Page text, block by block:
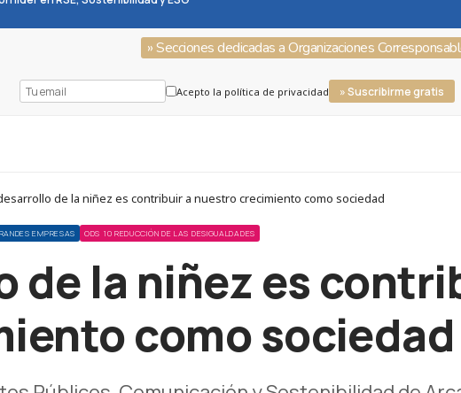
» Secciones dedicadas a Organizaciones
Acepto la política de privacidad » Suscribirme gratis
de la niñez es contribuir a nuestro crecimiento como sociedad
EMPRESAS ODS 10 REDUCCIÓN DE LAS DESIGUALDADES
de la niñez es
como sociedad